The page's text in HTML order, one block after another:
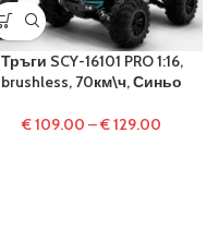
Тръги SCY-16101 PRO 1:16,
brushless, 70км\ч, Синьо
€109.00 –€129.00